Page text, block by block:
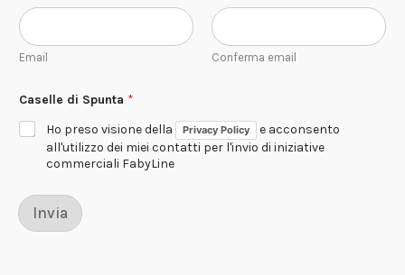
e
n
r
E
m
a
i
Email Conferma email
Caselle di Spunta *
Ho preso visione della
Privacy Policy
e acconsento
all'utilizzo dei miei contatti per l'invio di iniziative
commerciali FabyLine
Invia